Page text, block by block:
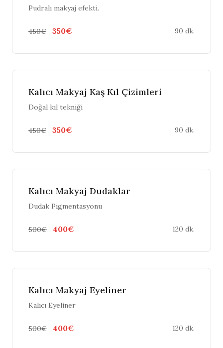
Pudralı makyaj efekti.
450€ 350€ 90 dk.
Kalıcı Makyaj Kaş Kıl Çizimleri
Doğal kıl tekniği
450€ 350€ 90 dk.
Kalıcı Makyaj Dudaklar
Dudak Pigmentasyonu
500€ 400€ 120 dk.
Kalıcı Makyaj Eyeliner
Kalıcı Eyeliner
500€ 400€ 120 dk.